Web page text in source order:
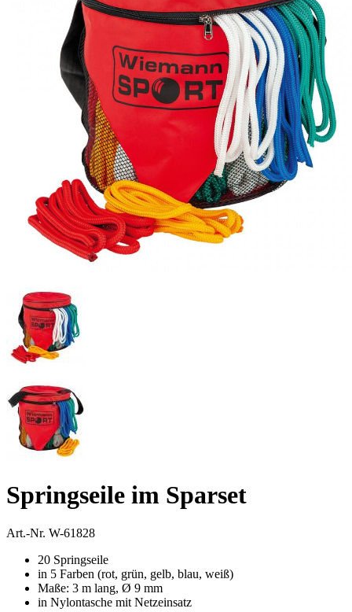
Springseile im Sparset
Art.-Nr. W-61828
20 Springseile
in 5 Farben (rot, grün, gelb, blau, weiß)
Maße: 3 m lang, Ø 9 mm
in Nylontasche mit Netzeinsatz